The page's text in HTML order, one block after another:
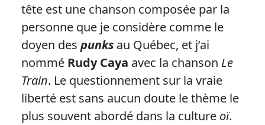
tête est une chanson composée par la
personne que je considère comme le
doyen des punks au Québec, et j’ai
nommé Rudy Caya avec la chanson Le
Train. Le questionnement sur la vraie
liberté est sans aucun doute le thème le
plus souvent abordé dans la culture oï.